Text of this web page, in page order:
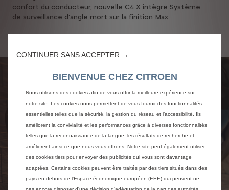
confort du conducteur, nouvelle C4 X intègre Système
de surveillance d'angle mort sur la finition Max.
CONTINUER SANS ACCEPTER →
BIENVENUE CHEZ CITROEN
Nous utilisons des cookies afin de vous offrir la meilleure expérience sur
notre site. Les cookies nous permettent de vous fournir des fonctionnalités
essentielles telles que la sécurité, la gestion du réseau et l’accessibilité. Ils
améliorent la convivialité et les performances grâce à diverses fonctionnalités
telles que la reconnaissance de la langue, les résultats de recherche et
améliorent ainsi ce que nous vous offrons. Notre site peut également utiliser
des cookies tiers pour envoyer des publicités qui vous sont davantage
adaptées. Certains cookies peuvent être traités par des tiers situés dans des
pays en dehors de l'Espace économique européen (EEE) qui peuvent ne